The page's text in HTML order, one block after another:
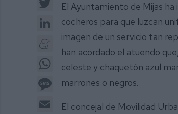
LinkedIn
Meneame
Message
El Ayuntamiento de Mijas
cocheros para que luzcan
imagen de un servicio tan
han acordado el atuendo
celeste y chaquetón azul
marrones o negros.
El concejal de Movilidad